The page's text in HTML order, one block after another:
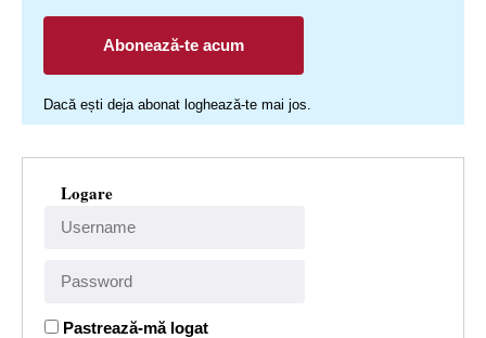
Abonează-te acum
Dacă ești deja abonat loghează-te mai jos.
Logare
Pastrează-mă logat